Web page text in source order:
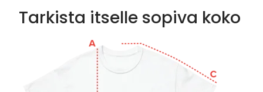
Tarkista itselle sopiva koko